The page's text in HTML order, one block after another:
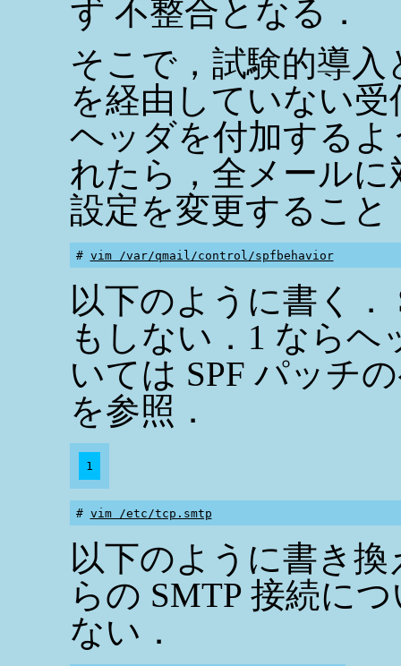
ず 不整合となる．
そこで，試験的導
を経由していない受
ヘッダを付加するよ
れたら，全メール
設定を変更すること
# vim /var/qmail/control/spfbehavior
以下のように書く．
もしない．1 ならヘ
いては SPF パッチ
を参照．
# vim /etc/tcp.smtp
以下のように書き
らの SMTP 接続に
ない．